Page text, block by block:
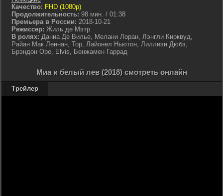
Качество: FHD (1080p)
Продолжительность: 98 мин. / 01:38
Премьера в России: 2018-10-21
Режиссер: Жиль де Мэтр
В ролях: Даниа Де Вилье, Мелани Лоран, Лэнгли Кирквуд,
Райан Мак Леннан, Тор, Лайонел Ньютон, Лиллиэн Дюбэ,
Брэндон Оре, Elvis, Бенжамен Гаррад
Миа и белый лев (2018) смотреть онлайн
Трейлер